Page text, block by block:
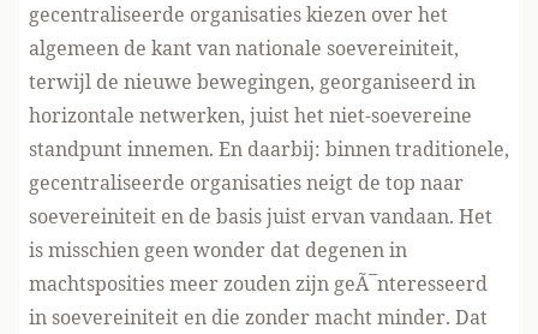
gecentraliseerde organisaties kiezen over het
algemeen de kant van nationale soevereiniteit,
terwijl de nieuwe bewegingen, georganiseerd in
horizontale netwerken, juist het niet-soevereine
standpunt innemen. En daarbij: binnen traditionele,
gecentraliseerde organisaties neigt de top naar
soevereiniteit en de basis juist ervan vandaan. Het
is misschien geen wonder dat degenen in
machtsposities meer zouden zijn geÃ¯nteresseerd
in soevereiniteit en die zonder macht minder. Dat